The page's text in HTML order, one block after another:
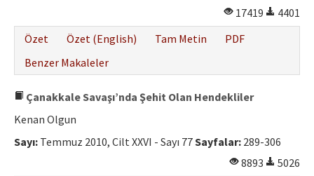
17419
4401
Özet
Özet (English) Tam Metin
PDF
Benzer Makaleler
Çanakkale Savaşı’nda Şehit Olan Hendekliler
Kenan Olgun
Sayı: Temmuz 2010, Cilt XXVI - Sayı 77Sayfalar: 289-306
8893
5026